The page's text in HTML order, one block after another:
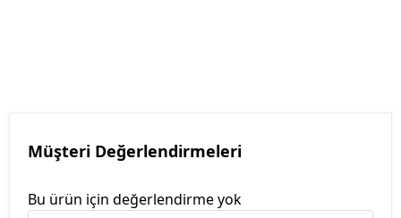
Müşteri Değerlendirmeleri
Bu ürün için değerlendirme yok